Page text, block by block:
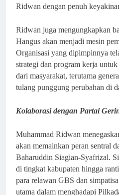
Ridwan dengan penuh
Ridwan juga mengungkapkan
Hangus akan menjadi mesin
Organisasi yang dipimpinnya
strategi dan program kerja
dari masyarakat, terutama
tulang punggung perubahan di
Kolaborasi dengan Partai
Muhammad Ridwan
akan memainkan peran sentral
Baharuddin Siagian-Syafrizal.
di tingkat kabupaten hingga
para relawan GBS dan
utama dalam menghadapi